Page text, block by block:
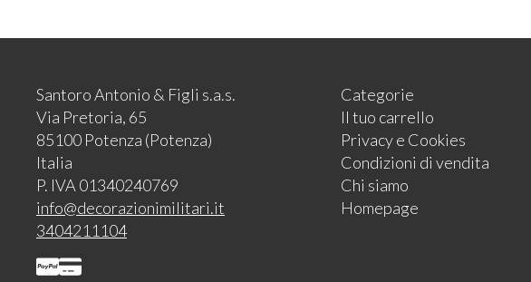
Santoro Antonio & Figli s.a.s.
Via Pretoria, 65
85100 Potenza (Potenza)
Italia
P. IVA 01340240769
info@decorazionimilitari.it
3404211104
Categorie
Il tuo carrello
Privacy e Cookies
Condizioni di vendita
Chi siamo
Homepage